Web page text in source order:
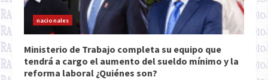
nacionales
Ministerio de Trabajo completa su equipo que
tendrá a cargo el aumento del sueldo mínimo y la
reforma laboral ¿Quiénes son?